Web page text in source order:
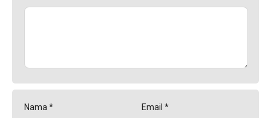
Nama * Email *